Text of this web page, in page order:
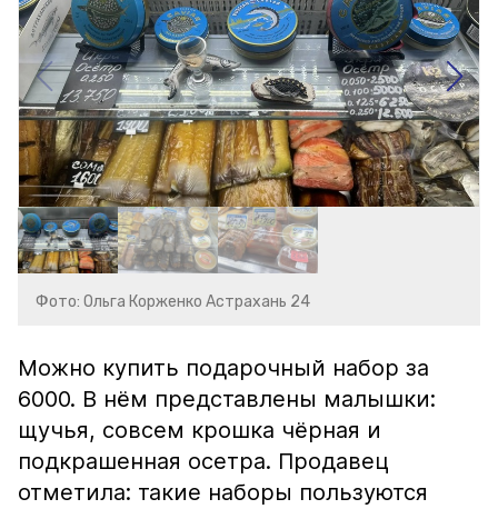
Фото: Ольга Корженко Астрахань 24
Можно купить подарочный набор за
6000. В нём представлены малышки:
щучья, совсем крошка чёрная и
подкрашенная осетра. Продавец
отметила: такие наборы пользуются